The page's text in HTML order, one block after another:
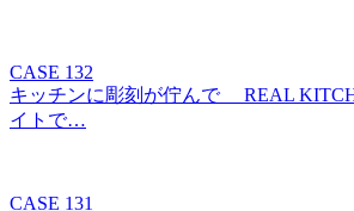
CASE 132
キッチンに彫刻が佇んで REAL
イトで…
CASE 131